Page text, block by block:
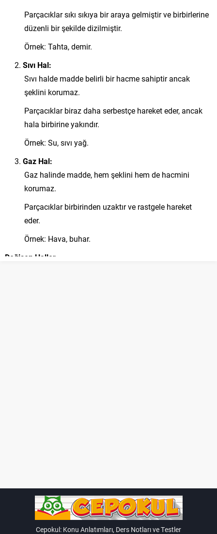
Parçacıklar sıkı sıkıya bir araya gelmiştir ve birbirlerine
düzenli bir şekilde dizilmiştir.
Örnek: Tahta, demir.
Sıvı Hal:
Sıvı halde madde belirli bir hacme sahiptir ancak
şeklini korumaz.
Parçacıklar biraz daha serbestçe hareket eder, ancak
hala birbirine yakındır.
Örnek: Su, sıvı yağ.
Gaz Hal:
Gaz halinde madde, hem şeklini hem de hacmini
korumaz.
Parçacıklar birbirinden uzaktır ve rastgele hareket
eder.
Örnek: Hava, buhar.
Değişen Haller:
geçer. Bu olaya buharlaşma denir.
Örnek: Su damlasının güneşte
buharlaşması.
Cepokul: Konu Anlatımları, Ders Notları ve Testler